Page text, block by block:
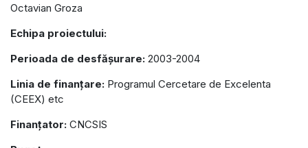
Octavian Groza
Echipa proiectului:
Perioada de desfășurare: 2003-2004
Linia de finanțare: Programul Cercetare de Excelenta
(CEEX) etc
Finanțator: CNCSIS